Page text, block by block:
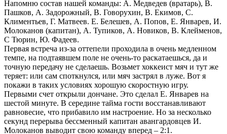
Напомню состав нашей команды: А. Медведев (вратарь), В.
Пашков, А. Задорожный, В. Говорухин, В. Екимов, С.
Климентьев, Г. Матвеев. Е. Белешев, А. Попов, Е. Январев, И.
Молоканов (капитан), А. Тупиков, А. Новиков, В. Клейменов,
С Тюрин, Ю. Фадеев.
Первая встреча из-за оттепели проходила в очень медленном
темпе, на подтаявшем поле не очень-то раскатаешься, да и
точную передачу не сделаешь. Возьмет хоккеист мяч и тут же
теряет: или сам споткнулся, или мяч застрял в луже. Вот я
покажи в таких условиях хорошую скоростную игру.
Первыми счет открыли дончане. Это сделал Е. Январев на
шестой минуте. В середине тайма гости восстанавливают
равновесие, что прибавило им настроение. Но за несколько
секунд перерыва бессменный капитан авангардовцев И.
Молоканов выводит свою команду вперед – 2:1.